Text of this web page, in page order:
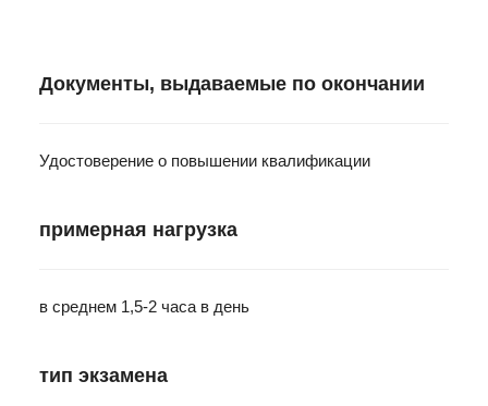
Документы, выдаваемые по окончании
Удостоверение о повышении квалификации
примерная нагрузка
в среднем 1,5-2 часа в день
тип экзамена